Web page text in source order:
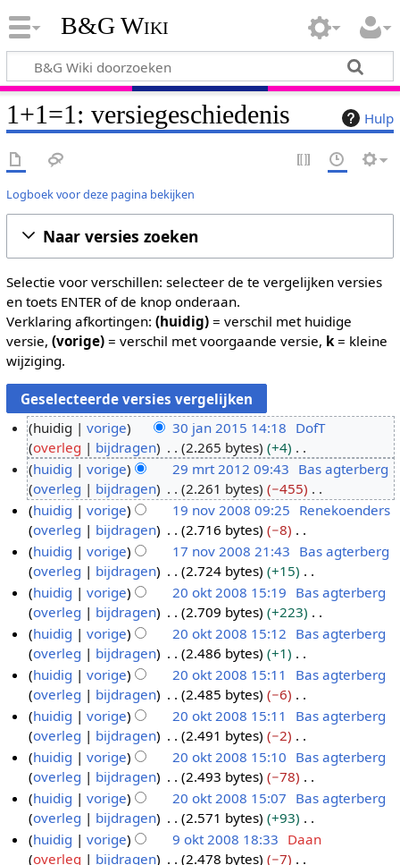
B&G Wiki
Hulp
1+1=1: versiegeschiedenis
Logboek voor deze pagina bekijken
Naar versies zoeken
Selectie voor verschillen: selecteer de te vergelijken versies
en toets ENTER of de knop onderaan.
Verklaring afkortingen: (huidig)= verschil met huidige
versie, (vorige)= verschil met voorgaande versie, k= kleine
wijziging.
0
a
2
1
huidig vorige 30 jan 2015 14:18 DofT
overleg
bijdragen 2.265 bytes
+4
G
e
e
n
b
e
w
e
r
k
i
n
g
s
s
a
m
e
n
v
a
9
2
1
huidig vorige 29 mrt 2012 09:43 Bas agterberg
overleg
bijdragen 2.261 bytes
−455
G
e
e
n
b
e
w
e
r
k
i
n
g
s
s
a
m
e
9
o
2
0
huidig vorige 19 nov 2008 09:25 Renekoenders
overleg
bijdragen 2.716 bytes
−8
G
e
e
n
b
e
w
e
r
k
i
n
g
s
s
a
7
o
2
0
huidig vorige 17 nov 2008 21:43 Bas agterberg
overleg
bijdragen 2.724 bytes
+15
G
e
e
n
b
e
w
e
r
k
i
n
g
s
0
k
2
0
huidig vorige 20 okt 2008 15:19 Bas agterberg
overleg
bijdragen 2.709 bytes
+223
G
e
e
n
b
e
w
e
r
k
i
n
huidig vorige 20 okt 2008 15:12 Bas agterberg
overleg
bijdragen 2.486 bytes
+1
G
e
e
n
b
e
w
e
r
k
huidig vorige 20 okt 2008 15:11
Bas agterberg
overleg
bijdragen 2.485 bytes
−6
G
e
e
n
b
e
w
e
huidig vorige 20 okt 2008 15:11
Bas agterberg
overleg
bijdragen 2.491 bytes
−2
G
e
e
n
b
e
huidig vorige 20 okt 2008 15:10 Bas agterberg
overleg
bijdragen 2.493 bytes
−78
G
e
e
n
huidig vorige 20 okt 2008 15:07 Bas agterberg
overleg
bijdragen 2.571 bytes
+93
G
e
huidig vorige 9 okt 2008 18:33 Daan
overleg
bijdragen 2.478 bytes
−7